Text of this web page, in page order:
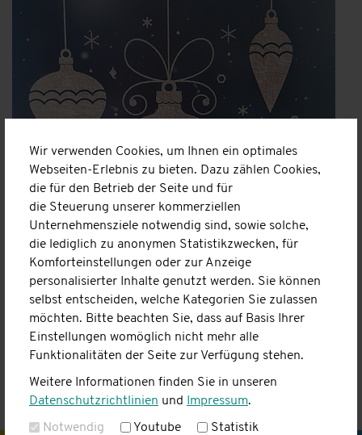
Wir verwenden Cookies, um Ihnen ein optimales
Webseiten-Erlebnis zu bieten. Dazu zählen Cookies,
die für den Betrieb der Seite und für
die Steuerung unserer kommerziellen
Unternehmensziele notwendig sind, sowie solche,
die lediglich zu anonymen Statistikzwecken, für
Komforteinstellungen oder zur Anzeige
personalisierter Inhalte genutzt werden. Sie können
selbst entscheiden, welche Kategorien Sie zulassen
möchten. Bitte beachten Sie, dass auf Basis Ihrer
Einstellungen womöglich nicht mehr alle
Funktionalitäten der Seite zur Verfügung stehen.
Weitere Informationen finden Sie in unseren
Datenschutzrichtlinien und Impressum.
Notwendig Youtube Statistik